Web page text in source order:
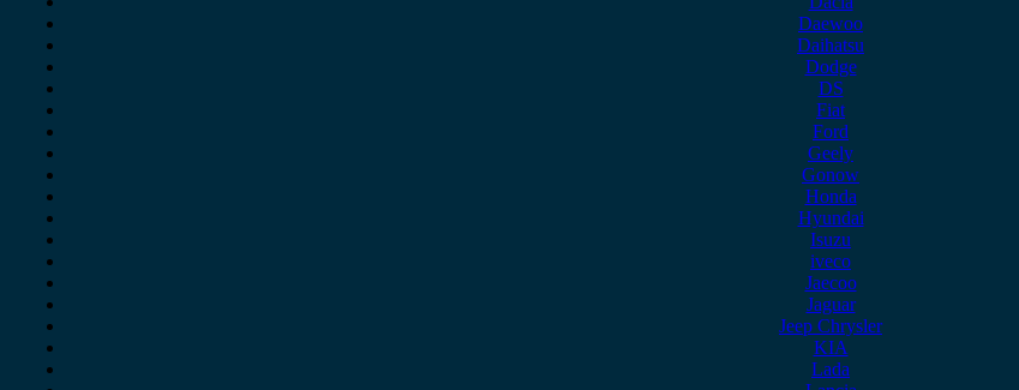
Daewoo
Daihatsu
Dodge
DS
Fiat
Ford
Geely
Gonow
Honda
Hyundai
Isuzu
iveco
Jaecoo
Jaguar
Jeep Chrysler
KIA
Lada